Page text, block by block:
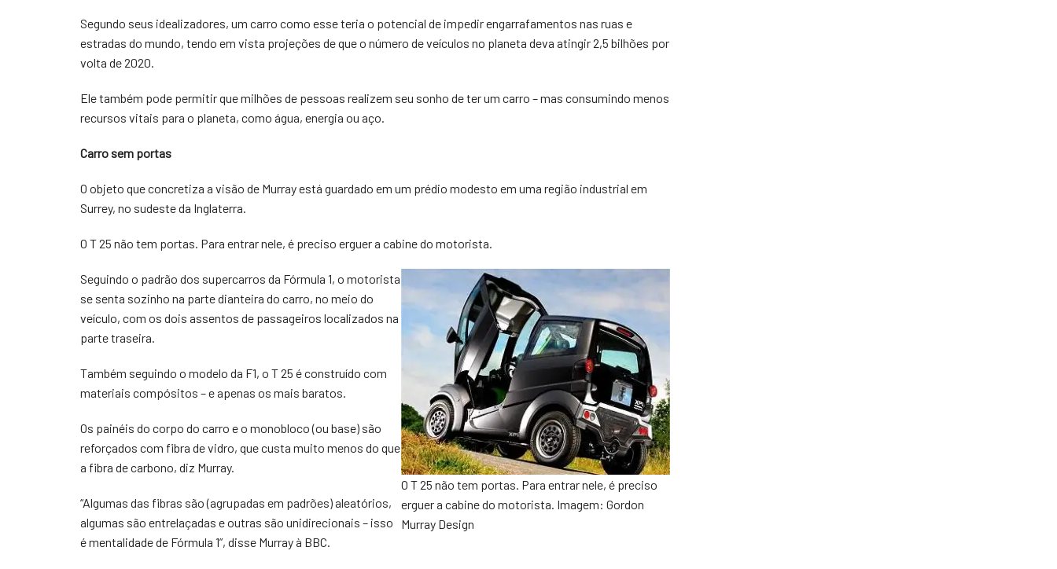
Segundo seus idealizadores, um carro como esse teria o potencial de impedir engarrafamentos nas ruas e
estradas do mundo, tendo em vista projeções de que o número de veículos no planeta deva atingir 2,5 bilhões por
volta de 2020.
Ele também pode permitir que milhões de pessoas realizem seu sonho de ter um carro – mas consumindo menos
recursos vitais para o planeta, como água, energia ou aço.
Carro sem portas
O objeto que concretiza a visão de Murray está guardado em um prédio modesto em uma região industrial em
Surrey, no sudeste da Inglaterra.
O T 25 não tem portas. Para entrar nele, é preciso erguer a cabine do motorista.
O T 25 não tem portas. Para entrar nele, é preciso
erguer a cabine do motorista. Imagem: Gordon
Murray Design
Seguindo o padrão dos supercarros da Fórmula 1, o motorista
se senta sozinho na parte dianteira do carro, no meio do
veículo, com os dois assentos de passageiros localizados na
parte traseira.
Também seguindo o modelo da F1, o T 25 é construído com
materiais compósitos – e apenas os mais baratos.
Os painéis do corpo do carro e o monobloco (ou base) são
reforçados com fibra de vidro, que custa muito menos do que
a fibra de carbono, diz Murray.
“Algumas das fibras são (agrupadas em padrões) aleatórios,
algumas são entrelaçadas e outras são unidirecionais – isso
é mentalidade de Fórmula 1”, disse Murray à BBC.